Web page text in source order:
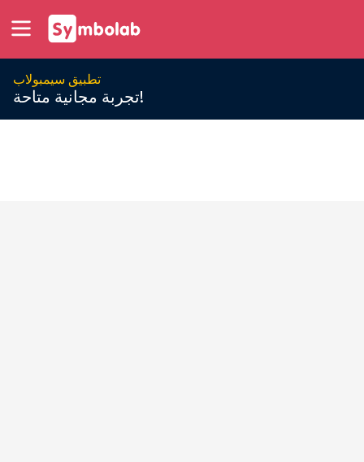
تطبيق سيمبولاب
تجربة مجانية متاحة!